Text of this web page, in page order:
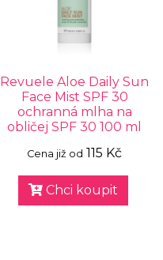
Revuele Aloe Daily Sun
Face Mist SPF 30
ochranná mlha na
obličej SPF 30 100 ml
Cena již od 115 Kč
Chci koupit